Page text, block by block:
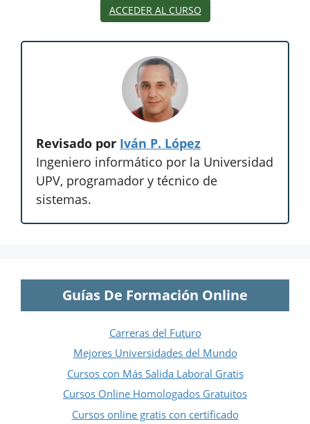
ACCEDER AL CURSO
Revisado por Iván P. López
Ingeniero informático por la Universidad
UPV, programador y técnico de
sistemas.
Guías De Formación Online
Carreras del Futuro
Mejores Universidades del Mundo
Cursos con Más Salida Laboral Gratis
Cursos Online Homologados Gratuitos
Cursos online gratis con certificado